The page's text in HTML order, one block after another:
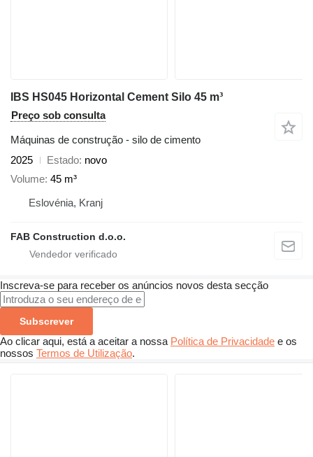
IBS HS045 Horizontal Cement Silo 45 m³
Preço sob consulta
Máquinas de construção - silo de cimento
2025
Estado novo
Volume 45 m³
Eslovénia, Kranj
FAB Construction d.o.o.
Inscreva-se para receber os anúncios novos desta secção
Subscrever
Ao clicar aqui, está a aceitar a nossa Política de Privacidade e os
nossos Termos de Utilização.